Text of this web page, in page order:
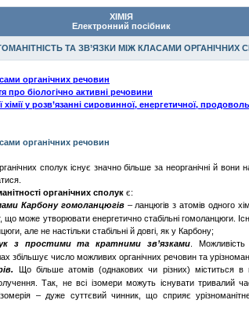
ХІМІЯ
Електронний посібник
ТА ЗВ’ЯЗКИ МІЖ КЛАСАМИ ОРГАНІЧНИХ
органічних речовин
про біологічно активні речовини
хімії у розв’язанні сировинної, енергетичної,
органічних речовин
сполук існує значно більше занеорганічні й вони
органічних сполук є:
Карбону гомоланцюгів– ланцюгів затомів одного
, щоможе утворювати енергетично стабільні гомоланцюги.
, але ненастільки стабільні й довгі , як у Карбону;
з простимитакратними зв’язками .Можливість
збільшує числоможливих органічних речовин та
. Що більше атомів (однакових чи різних) міститьсяв
. Так, невсі ізомериможуть існувати тривалий
– дуже суттєвий чинник, що сприяє